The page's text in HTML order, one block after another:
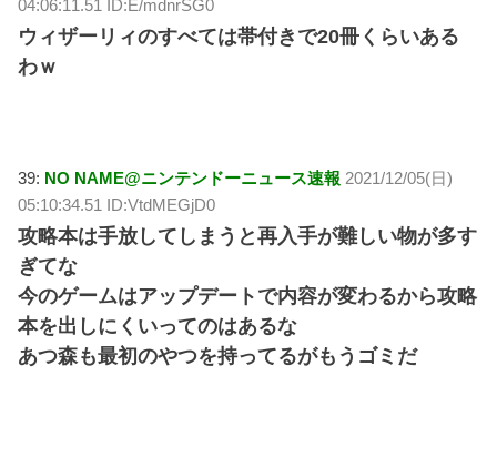
04:06:11.51 ID:E/mdnrSG0
ウィザーリィのすべては帯付きで20冊くらいある
わｗ
39: NO NAME@ニンテンドーニュース速報 2021/12/05(日)
05:10:34.51 ID:VtdMEGjD0
攻略本は手放してしまうと再入手が難しい物が多す
ぎてな
今のゲームはアップデートで内容が変わるから攻略
本を出しにくいってのはあるな
あつ森も最初のやつを持ってるがもうゴミだ